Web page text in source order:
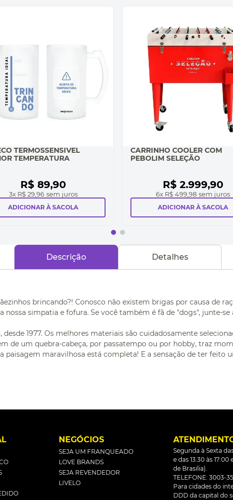
TERMOSSENSIVEL
TEMPERATURA
R$ 89,90
3x R$ 29,96 sem juros
ADICIONAR À SACOLA
CARRINHO COOLER COM
PEBOLIM SELEÇÃO
R$ 2.999,90
6x R$ 499,98 sem juros
ADICIONAR À SACOLA
Descrição Detalhes
brincando?! Conosco não existem brigas por causa de
nossa simpatia e fofura. Se você também é fã de "dogs", junte-se
1977. Os melhores materiais são cuidadosamente
de um quebra-cabeça, por passatempo ou por hobby, traz
maravilhosa está completa! E a sensação de ter
NEGÓCIOS
SEJA UM FRANQUEADO
LOVE BRANDS
SEJA REVENDEDOR
LIVELO
Segunda à Sexta
e das 13:30 às
de Brasilia).
TELEFONE: 3003-
Para cidades do
DDD da capital do